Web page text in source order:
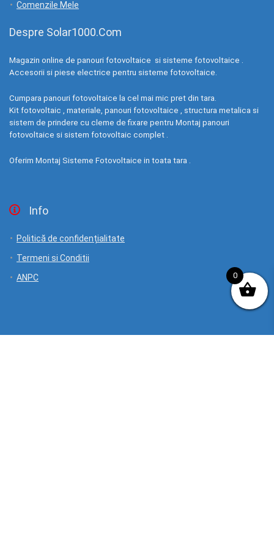
Comenzile Mele
Despre Solar1000.Com
Magazin online de panouri fotovoltaice si sisteme fotovoltaice .
Accesorii si piese electrice pentru sisteme fotovoltaice.
Cumpara panouri fotovoltaice la cel mai mic pret din tara.
Kit fotovoltaic , materiale, panouri fotovoltaice , structura metalica si
sistem de prindere cu cleme de fixare pentru Montaj panouri
fotovoltaice si sistem fotovoltaic complet .
Oferim Montaj Sisteme Fotovoltaice in toata tara .
Info
Politică de confidențialitate
Termeni si Conditii
ANPC
0